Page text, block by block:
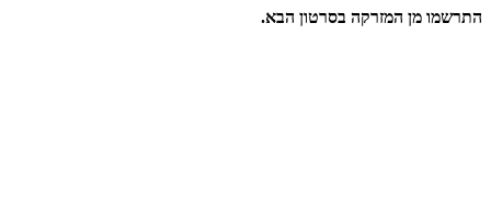
התרשמו מן המזרקה בסרטון הבא.